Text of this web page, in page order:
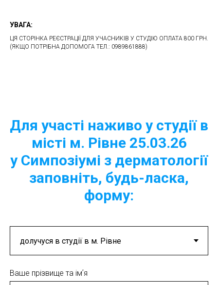
УВАГА:
ЦЯ СТОРІНКА РЕЄСТРАЦІЇ ДЛЯ УЧАСНИКІВ У СТУДІЮ ОПЛАТА 800 ГРН.
(ЯКЩО ПОТРІБНА ДОПОМОГА ТЕЛ.: 0989861888)
Для участі наживо у студії в
місті м. Рівне 25.03.26
у Симпозіумі з дерматології
заповніть, будь-ласка,
форму:
Ваше прізвище та імʼя